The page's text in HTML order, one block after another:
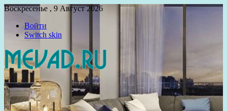
Воскресенье , 9 Август 2026
Войти
Switch skin